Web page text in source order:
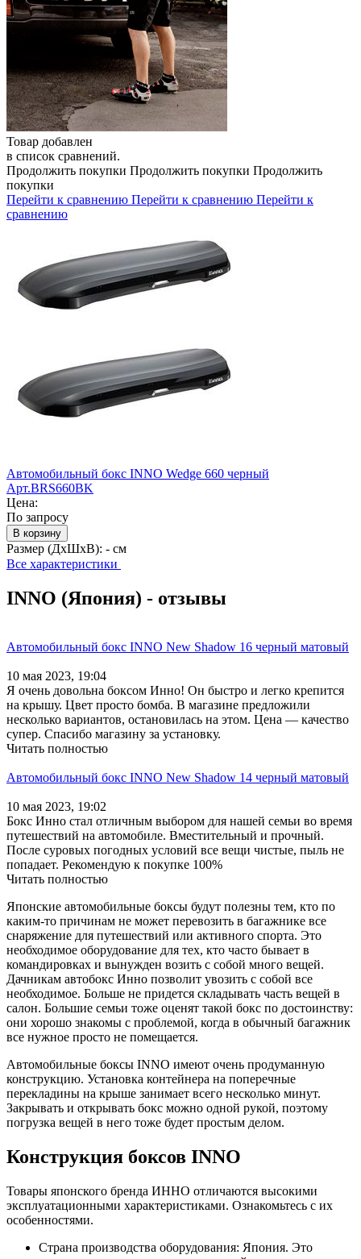
Товар добавлен
в список сравнений.
Продолжить покупки Продолжить покупки Продолжить
покупки
Перейти к сравнению Перейти к сравнению Перейти к
сравнению
Автомобильный бокс INNO Wedge 660 черный
Арт.BRS660BK
Цена:
По запросу
В корзину
Размер (ДхШхВ): - см
Все характеристики
INNO (Япония) - отзывы
Автомобильный бокс INNO New Shadow 16 черный матовый
10 мая 2023, 19:04
Я очень довольна боксом Инно! Он быстро и легко крепится
на крышу. Цвет просто бомба. В магазине предложили
несколько вариантов, остановилась на этом. Цена — качество
супер. Спасибо магазину за установку.
Читать полностью
Автомобильный бокс INNO New Shadow 14 черный матовый
10 мая 2023, 19:02
Бокс Инно стал отличным выбором для нашей семьи во время
путешествий на автомобиле. Вместительный и прочный.
После суровых погодных условий все вещи чистые, пыль не
попадает. Рекомендую к покупке 100%
Читать полностью
Японские автомобильные боксы будут полезны тем, кто по
каким-то причинам не может перевозить в багажнике все
снаряжение для путешествий или активного спорта. Это
необходимое оборудование для тех, кто часто бывает в
командировках и вынужден возить с собой много вещей.
Дачникам автобокс Инно позволит увозить с собой все
необходимое. Больше не придется складывать часть вещей в
салон. Большие семьи тоже оценят такой бокс по достоинству:
они хорошо знакомы с проблемой, когда в обычный багажник
все нужное просто не помещается.
Автомобильные боксы INNO имеют очень продуманную
конструкцию. Установка контейнера на поперечные
перекладины на крыше занимает всего несколько минут.
Закрывать и открывать бокс можно одной рукой, поэтому
погрузка вещей в него тоже будет простым делом.
Конструкция боксов INNO
Товары японского бренда ИННО отличаются высокими
эксплуатационными характеристиками. Ознакомьтесь с их
особенностями.
Страна производства оборудования: Япония. Это